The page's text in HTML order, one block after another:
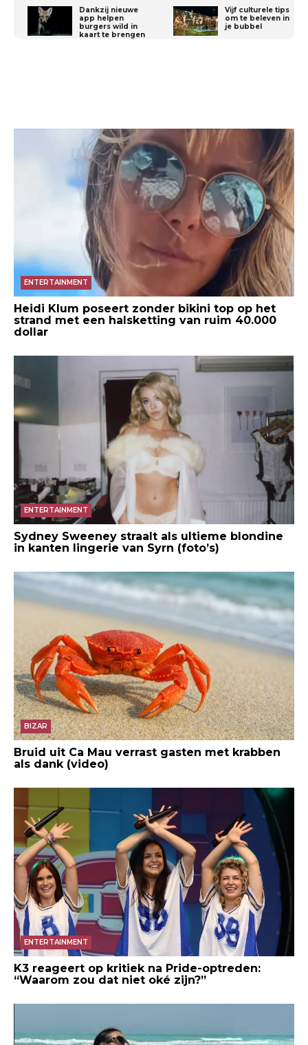
Dankzij nieuwe
app helpen
burgers wild in
kaart te brengen
Vijf culturele tips
om te beleven in
je bubbel
ENTERTAINMENT
Heidi Klum poseert zonder bikini top op het
strand met een halsketting van ruim 40.000
dollar
ENTERTAINMENT
Sydney Sweeney straalt als ultieme blondine
in kanten lingerie van Syrn (foto’s)
BIZAR
Bruid uit Ca Mau verrast gasten met krabben
als dank (video)
ENTERTAINMENT
K3 reageert op kritiek na Pride-optreden:
“Waarom zou dat niet oké zijn?”